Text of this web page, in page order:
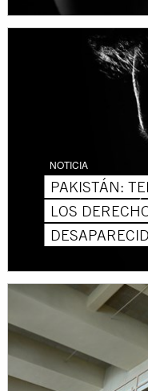
NOTICIA
PAKISTÁN:
LOS